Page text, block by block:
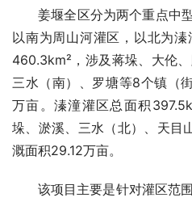
姜堰全区分为两个重点中
以南为周山河灌区，以北为
460.3km²，涉及蒋垛、大伦
三水（南）、罗塘等8个镇（
万亩。溱潼灌区总面积
垛、淤溪、三水（北）、天目
溉面积29.12万亩。
该项目主要是针对灌区范